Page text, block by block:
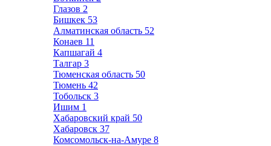
Глазов 2
Бишкек 53
Алматинская область 52
Конаев 11
Капшагай 4
Талгар 3
Тюменская область 50
Тюмень 42
Тобольск 3
Ишим 1
Хабаровский край 50
Хабаровск 37
Комсомольск-на-Амуре 8